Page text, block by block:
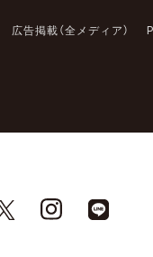
広告掲載（全メディア）